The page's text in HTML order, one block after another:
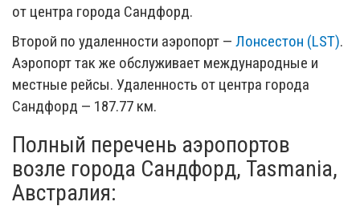
от центра города Сандфорд.
Второй по удаленности аэропорт — Лонсестон (LST).
Аэропорт так же обслуживает международные и
местные рейсы. Удаленность от центра города
Сандфорд — 187.77 км.
Полный перечень аэропортов
возле города Сандфорд, Tasmania,
Австралия: